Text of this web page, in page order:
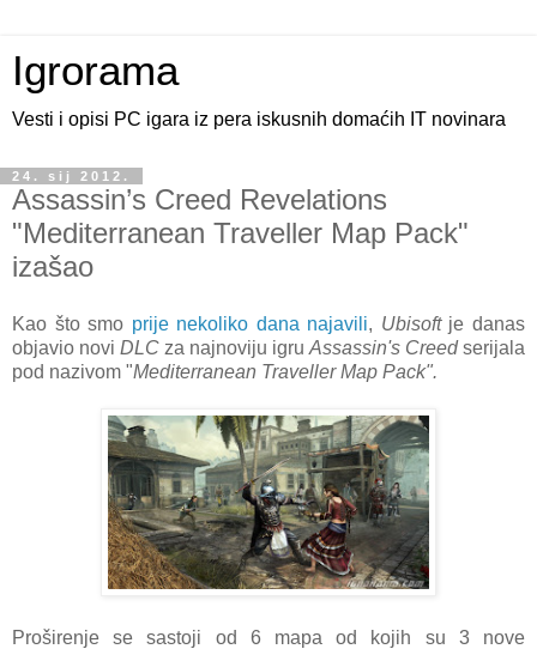
Igrorama
Vesti i opisi PC igara iz pera iskusnih domaćih IT novinara
24. sij 2012.
Assassin’s Creed Revelations
"Mediterranean Traveller Map Pack"
izašao
Kao što smo prije nekoliko dana najavili, Ubisoftje danas
objavio novi DLC za najnoviju igru Assassin's Creedserijala
pod nazivom "Mediterranean Traveller Map Pack".
Proširenje se sastoji od 6 mapa od kojih su 3 nove